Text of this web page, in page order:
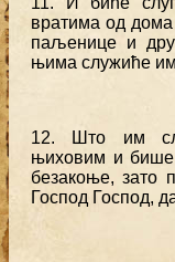
вратима од
паљенице и
њима служиће
12. Што им
њиховим и
безакоње, зато
Господ Господ,